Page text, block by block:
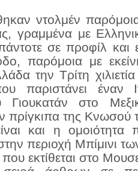
ντολμέν
γραμμένα με
σε προφίλ και
παρόμοια με
την Τρίτη
παριστάνει έναν
Γιουκατάν στο
πρίγκιπα της Κνωσού
και η
περιοχή Μπίμινι
εκτίθεται στο